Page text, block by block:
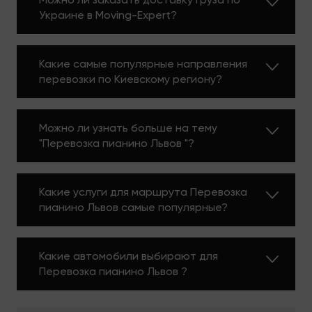
имущество в Львове и Львовской области.
Преимущества Moving
Expert
Услуга профессиональных
грузчиков
работы. Специалисты нашей компании с полной
ответственностью подходят к каждому
отдельному заказу, гарантируя оперативность
любого типа перевозок. Будьте уверены в том,
что наша мувинговая компания – ваше лучшее
решение по ряду причин:
Украине в Moving-Expert?
Какие самые популярные направления
перевозки по Киевскому региону?
Можно ли узнать больше на тему
"Перевозка пианино Львов "?
Какие услуги для маршрута Перевозка
пианино Львов самые популярные?
Какие автомобили выбирают для
Перевозка пианино Львов ?